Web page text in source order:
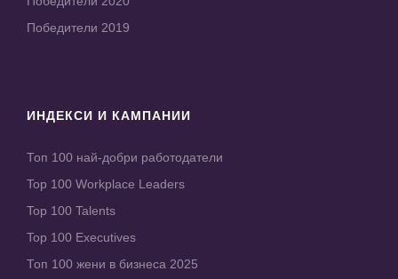
Победители 2019
ИНДЕКСИ И КАМПАНИИ
Топ 100 най-добри работодатели
Top 100 Workplace Leaders
Top 100 Talents
Top 100 Executives
Топ 100 жени в бизнеса 2025